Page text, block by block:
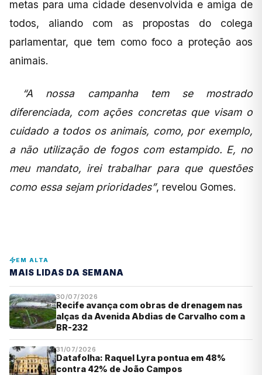
metas para uma cidade desenvolvida e amiga de
todos, aliando com as propostas do colega
parlamentar, que tem como foco a proteção aos
animais.
“A nossa campanha tem se mostrado
diferenciada, com ações concretas que visam o
cuidado a todos os animais, como, por exemplo,
a não utilização de fogos com estampido. E, no
meu mandato, irei trabalhar para que questões
como essa sejam prioridades”, revelou Gomes.
EM ALTA
MAIS LIDAS DA SEMANA
30/07/2026
Recife avança com obras de drenagem nas
alças da Avenida Abdias de Carvalho com a
BR-232
31/07/2026
Datafolha: Raquel Lyra pontua em 48%
contra 42% de João Campos